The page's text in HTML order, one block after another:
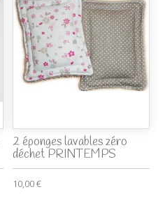
2 éponges lavables zéro
déchet PRINTEMPS
10,00 €